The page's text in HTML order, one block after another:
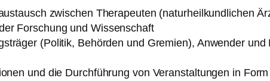
zwischen Therapeuten (naturheilkundlichen
Forschung und Wissenschaft
(Politik, Behörden und Gremien), Anwender und
und die Durchführung von Veranstaltungen in